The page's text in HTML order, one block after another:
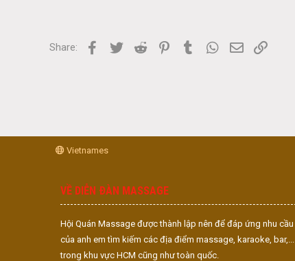
Share: Facebook
Twitter Reddit PinterestTumblr WhatsApp
Email
Vietnames
VỀ DIỄN ĐÀN MASSAGE
Hội Quán Massage được thành lập nên để đáp ứng nhu cầu
của anh em tìm kiếm các địa điểm massage, karaoke, bar,...
trong khu vực HCM cũng như toàn quốc.